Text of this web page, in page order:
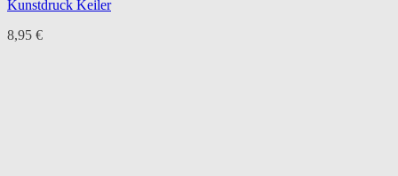
Kunstdruck Keiler
8,95 €